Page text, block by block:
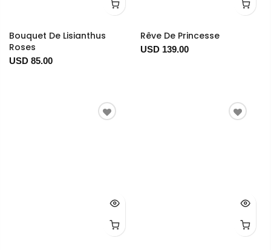
Bouquet De Lisianthus
Roses
USD 85.00
Rêve De Princesse
USD 139.00